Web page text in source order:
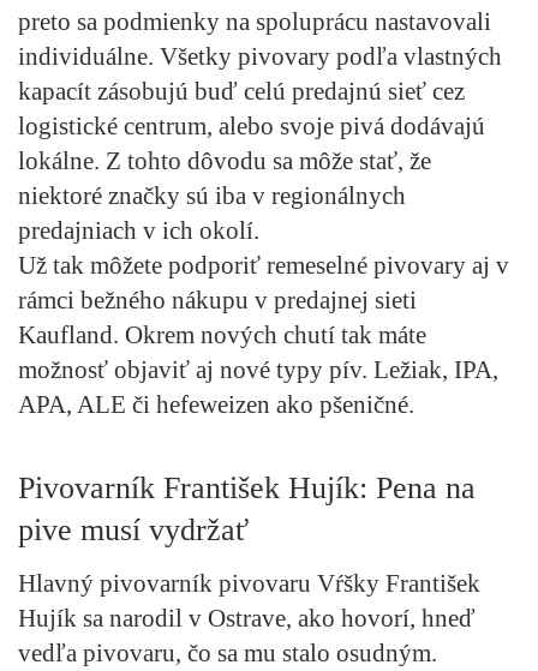
preto sa podmienky na spoluprácu nastavovali
individuálne. Všetky pivovary podľa vlastných
kapacít zásobujú buď celú predajnú sieť cez
logistické centrum, alebo svoje pivá dodávajú
lokálne. Z tohto dôvodu sa môže stať, že
niektoré značky sú iba v regionálnych
predajniach v ich okolí.
Už tak môžete podporiť remeselné pivovary aj v
rámci bežného nákupu v predajnej sieti
Kaufland. Okrem nových chutí tak máte
možnosť objaviť aj nové typy pív. Ležiak, IPA,
APA, ALE či hefeweizen ako pšeničné.
Pivovarník František Hujík: Pena na
pive musí vydržať
Hlavný pivovarník pivovaru Vŕšky František
Hujík sa narodil v Ostrave, ako hovorí, hneď
vedľa pivovaru, čo sa mu stalo osudným.